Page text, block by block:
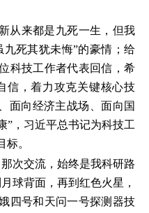
从来都是九死一生，但我
死其犹未悔”的豪情；给
科技工作者代表回信，希
信，着力攻克关键核心技
面向经济主战场、面向国
”，习近平总书记为科技工
。
次交流，始终是我科研路
球背面，再到红色火星，
四号和天问一号探测器技